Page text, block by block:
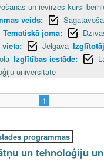
un ievirzes kursi
veids:
Tematiskā joma:
vieta: Jelgava
Izglītības iestāde:
universitāte
1
programmas
un tehnoloģiju